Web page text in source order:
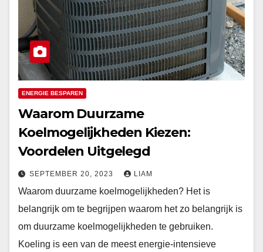
ENERGIE BESPAREN
Waarom Duurzame
Koelmogelijkheden Kiezen:
Voordelen Uitgelegd
SEPTEMBER 20, 2023 LIAM
Waarom duurzame koelmogelijkheden? Het is
belangrijk om te begrijpen waarom het zo belangrijk is
om duurzame koelmogelijkheden te gebruiken.
Koeling is een van de meest energie-intensieve